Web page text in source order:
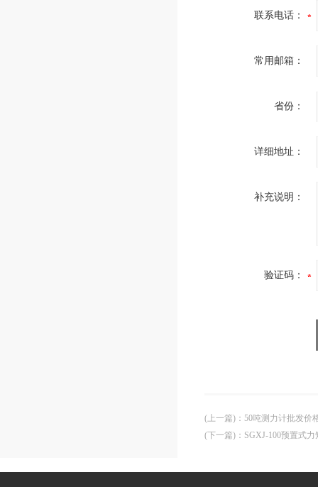
联系电话：
常用邮箱：
省份：
详细地址：
补充说明：
验证码：
(上一篇) ： 50吨测力计批发价
(下一篇) ： SGXJ-100预置式